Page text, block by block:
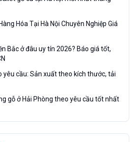
Hóa Tại Hà Nội Chuyên Nghiệp Giá
Bắc ở đâu uy tín 2026? Báo giá tốt,
cầu: Sản xuất theo kích thước, tải
gỗ ở Hải Phòng theo yêu cầu tốt nhất